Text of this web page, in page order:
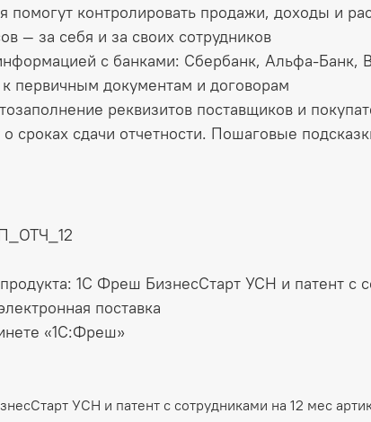
помогут контролировать продажи, доходы и
— за себя и за своих сотрудников
с банками: Сбербанк, Альфа-Банк,
первичным документам и договорам
реквизитов поставщиков и
сроках сдачи отчетности. Пошаговые
1С Фреш БизнесСтарт УСН и патент с
поставка
«1С:Фреш»
УСН и патент с сотрудниками на 12 мес